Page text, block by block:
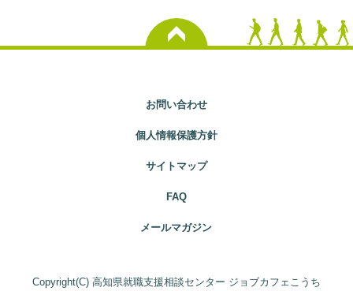
お問い合わせ
個人情報保護方針
サイトマップ
FAQ
メールマガジン
Copyright(C) 高知県就職支援相談センター ジョブカフェこうち